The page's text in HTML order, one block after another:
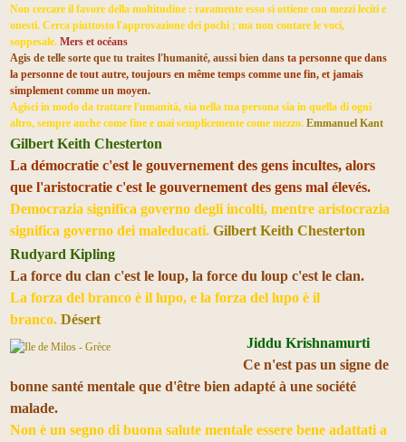
Non cercare il favore della moltitudine : raramente esso si ottiene con mezzi leciti e
onesti. Cerca piuttosto l'approvazione dei pochi ; ma non contare le voci,
soppesale. Mers et océans
Agis de telle sorte que tu traites l'humanité, aussi bien dans ta personne que dans
la personne de tout autre, toujours en même temps comme une fin, et jamais
simplement comme un moyen.
Agisci in modo da trattare l'umanità, sia nella tua persona sia in quella di ogni
altro, sempre anche come fine e mai semplicemente come mezzo. Emmanuel Kant
Gilbert Keith Chesterton
La démocratie c'est le gouvernement des gens incultes, alors
que l'aristocratie c'est le gouvernement des gens mal élevés.
Democrazia significa governo degli incolti, mentre aristocrazia
significa governo dei maleducati. Gilbert Keith Chesterton
Rudyard Kipling
La force du clan c'est le loup, la force du loup c'est le clan.
La forza del branco è il lupo, e la forza del lupo è il
branco. Désert
Jiddu Krishnamurti
Ce n'est pas un signe de
bonne santé mentale que d'être bien adapté à une société
malade.
Non è un segno di buona salute mentale essere bene adattati a